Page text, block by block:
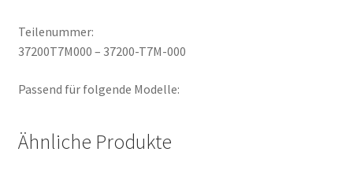
Teilenummer:
37200T7M000 – 37200-T7M-000
Passend für folgende Modelle:
Ähnliche Produkte